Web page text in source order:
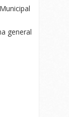
general